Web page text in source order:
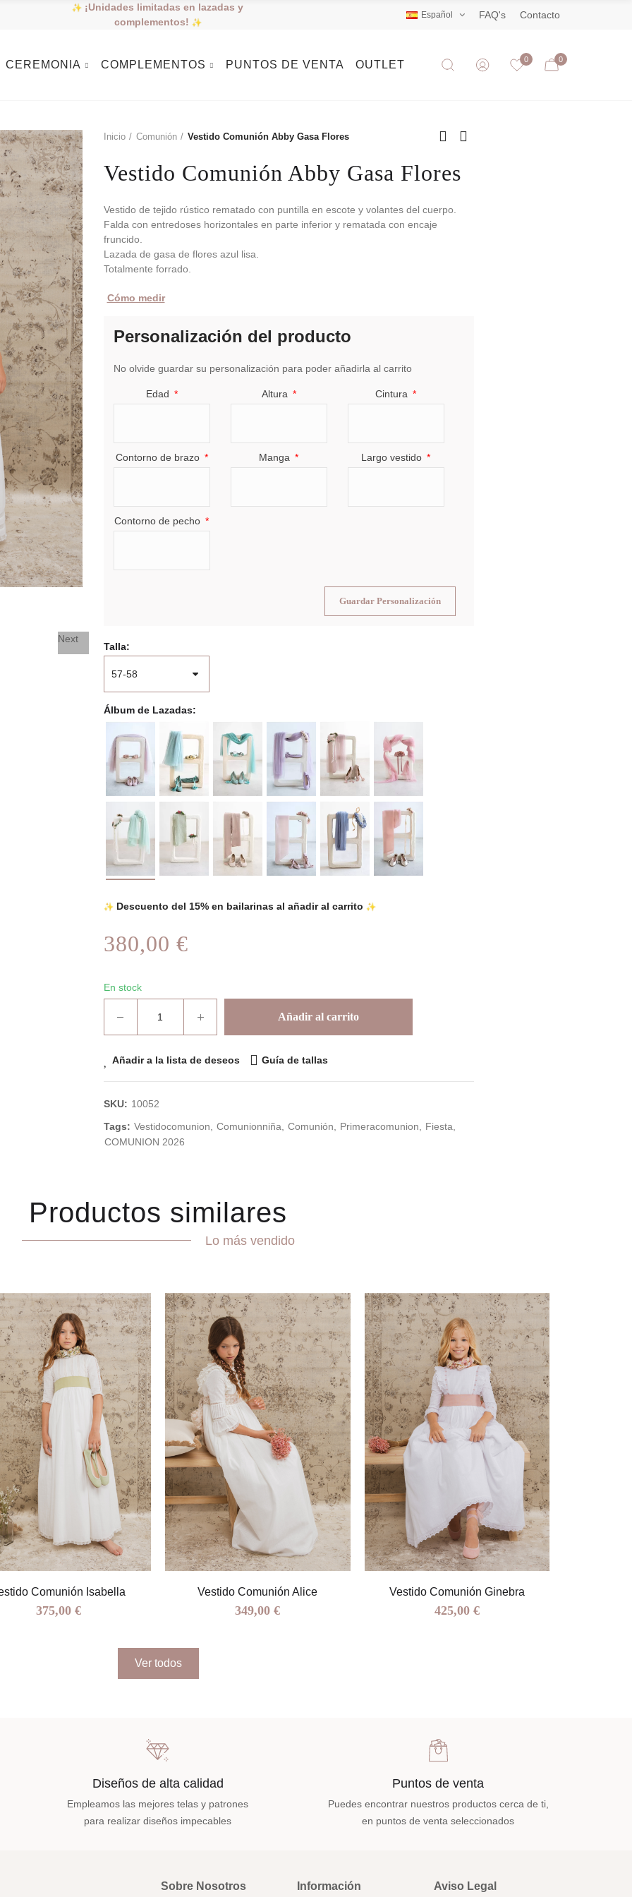
¡Unidades limitadas en lazadas y
complementos!
Español FAQ's Contacto
CEREMONIA COMPLEMENTOS PUNTOS DE VENTA OUTLET 0 0
Next
Inicio Comunión Vestido Comunión Abby Gasa Flores
Vestido Comunión Abby Gasa Flores
Vestido de tejido rústico rematado con puntilla en escote y volantes del cuerpo.
Falda con entredoses horizontales en parte inferior y rematada con encaje
fruncido.
Lazada de gasa de flores azul lisa.
Totalmente forrado.
Cómo medir
Personalización del producto
No olvide guardar su personalización para poder añadirla al carrito
Edad Altura Cintura
Contorno de brazo Manga Largo vestido
Contorno de pecho
Guardar Personalización
Talla
Álbum de Lazadas
Descuento del 15% en bailarinas al añadir al carrito
380,00 €
En stock
Añadir al carrito
Añadir a la lista de deseos Guía de tallas
SKU: 10052
Tags: Vestidocomunion Comunionniña Comunión Primeracomunion
Fiesta
COMUNION 2026
Productos similares
Lo más vendido
Comunión Isabella
375,00 €
Vestido Comunión Alice
349,00 €
Vestido Comunión Ginebra
425,00 €
Ver todos
Diseños de alta calidad
Empleamos las mejores telas y patrones
para realizar diseños impecables
Puntos de venta
Puedes encontrar nuestros productos cerca de ti,
en puntos de venta seleccionados
Sobre Nosotros Información Aviso Legal